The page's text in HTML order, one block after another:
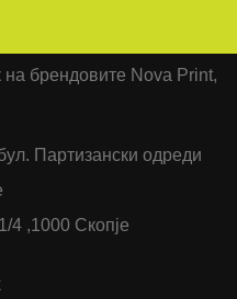
брендовите Nova Print,
Партизански одреди
,1000 Скопје